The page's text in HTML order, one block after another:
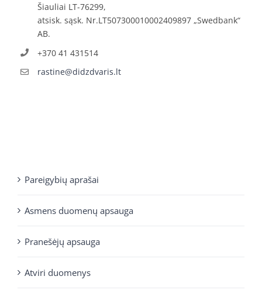
Šiauliai LT-76299,
atsisk. sąsk. Nr.LT507300010002409897 „Swedbank“
AB.
+370 41 431514
rastine@didzdvaris.lt
Pareigybių aprašai
Asmens duomenų apsauga
Pranešėjų apsauga
Atviri duomenys